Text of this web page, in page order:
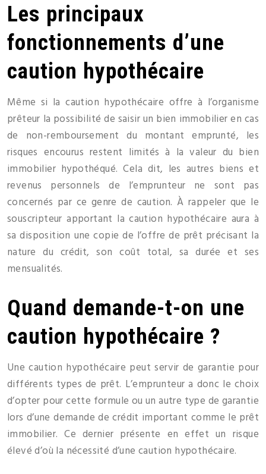
Les principaux
fonctionnements d’une
caution hypothécaire
Même si la caution hypothécaire offre à l’organisme
prêteur la possibilité de saisir un bien immobilier en cas
de non-remboursement du montant emprunté, les
risques encourus restent limités à la valeur du bien
immobilier hypothéqué. Cela dit, les autres biens et
revenus personnels de l’emprunteur ne sont pas
concernés par ce genre de caution. À rappeler que le
souscripteur apportant la caution hypothécaire aura à
sa disposition une copie de l’offre de prêt précisant la
nature du crédit, son coût total, sa durée et ses
mensualités.
Quand demande-t-on une
caution hypothécaire ?
Une caution hypothécaire peut servir de garantie pour
différents types de prêt. L’emprunteur a donc le choix
d’opter pour cette formule ou un autre type de garantie
lors d’une demande de crédit important comme le prêt
immobilier. Ce dernier présente en effet un risque
élevé d’où la nécessité d’une caution hypothécaire.